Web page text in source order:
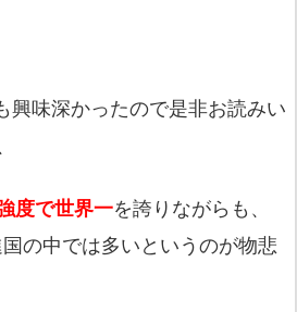
興味深かったので是非お読みい
度で世界一を誇りながらも、
の中では多いというのが物悲